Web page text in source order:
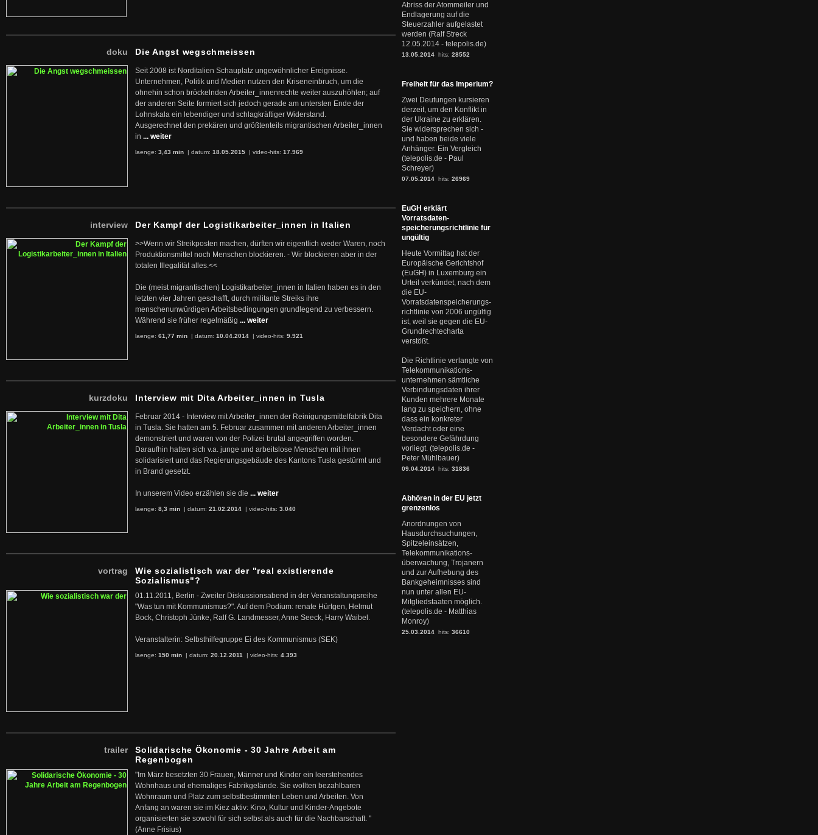
doku Die Angst wegschmeissen
Seit 2008 ist Norditalien Schauplatz ungewöhnlicher Ereignisse.
Unternehmen, Politik und Medien nutzen den Kriseneinbruch, um die
ohnehin schon bröckelnden Arbeiter_innenrechte weiter auszuhöhlen; auf
der anderen Seite formiert sich jedoch gerade am untersten Ende der
Lohnskala ein lebendiger und schlagkräftiger Widerstand.
Ausgerechnet den prekären und größtenteils migrantischen Arbeiter_innen
in ... weiter
laenge: 3,43 min | datum: 18.05.2015 | video-hits: 17.969
interview Der Kampf der Logistikarbeiter_innen in Italien
>>Wenn wir Streikposten machen, dürften wir eigentlich weder Waren, noch
Produktionsmittel noch Menschen blockieren. - Wir blockieren aber in der
totalen Illegalität alles.<<
Die (meist migrantischen) Logistikarbeiter_innen in Italien haben es in den
letzten vier Jahren geschafft, durch militante Streiks ihre
menschenunwürdigen Arbeitsbedingungen grundlegend zu verbessern.
Während sie früher regelmäßig ... weiter
laenge: 61,77 min | datum: 10.04.2014 | video-hits: 9.921
kurzdoku Interview mit Dita Arbeiter_innen in Tusla
Februar 2014 - Interview mit Arbeiter_innen der Reinigungsmittelfabrik Dita
in Tusla. Sie hatten am 5. Februar zusammen mit anderen Arbeiter_innen
demonstriert und waren von der Polizei brutal angegriffen worden.
Daraufhin hatten sich v.a. junge und arbeitslose Menschen mit ihnen
solidarisiert und das Regierungsgebäude des Kantons Tusla gestürmt und
in Brand gesetzt.
In unserem Video erzählen sie die ... weiter
laenge: 8,3 min | datum: 21.02.2014 | video-hits: 3.040
vortrag
Wie sozialistisch war der "real existierende
Sozialismus"?
01.11.2011, Berlin - Zweiter Diskussionsabend in der Veranstaltungsreihe
"Was tun mit Kommunismus?". Auf dem Podium: renate Hürtgen, Helmut
Bock, Christoph Jünke, Ralf G. Landmesser, Anne Seeck, Harry Waibel.
Veranstalterin: Selbsthilfegruppe Ei des Kommunismus (SEK)
laenge: 150 min | datum: 20.12.2011 | video-hits: 4.393
trailer
Solidarische Ökonomie - 30 Jahre Arbeit am
Regenbogen
"Im März besetzten 30 Frauen, Männer und Kinder ein leerstehendes
Wohnhaus und ehemaliges Fabrikgelände. Sie wollten bezahlbaren
Wohnraum und Platz zum selbstbestimmten Leben und Arbeiten. Von
Anfang an waren sie im Kiez aktiv: Kino, Kultur und Kinder-Angebote
organisierten sie sowohl für sich selbst als auch für die Nachbarschaft. "
(Anne Frisius)
Abriss der Atommeiler und
Endlagerung auf die
Steuerzahler aufgelastet
werden (Ralf Streck
12.05.2014 - telepolis.de)
13.05.2014 hits: 28552
Freiheit für das Imperium?
Zwei Deutungen kursieren
derzeit, um den Konflikt in
der Ukraine zu erklären.
Sie widersprechen sich -
und haben beide viele
Anhänger. Ein Vergleich
(telepolis.de - Paul
Schreyer)
07.05.2014 hits: 26969
EuGH erklärt
Vorratsdaten-
speicherungsrichtlinie für
ungültig
Heute Vormittag hat der
Europäische Gerichtshof
(EuGH) in Luxemburg ein
Urteil verkündet, nach dem
die EU-
Vorratsdatenspeicherungs-
richtlinie von 2006 ungültig
ist, weil sie gegen die EU-
Grundrechtecharta
verstößt.
Die Richtlinie verlangte von
Telekommunikations-
unternehmen sämtliche
Verbindungsdaten ihrer
Kunden mehrere Monate
lang zu speichern, ohne
dass ein konkreter
Verdacht oder eine
besondere Gefährdung
vorliegt. (telepolis.de -
Peter Mühlbauer)
09.04.2014 hits: 31836
Abhören in der EU jetzt
grenzenlos
Anordnungen von
Hausdurchsuchungen,
Spitzeleinsätzen,
Telekommunikations-
überwachung, Trojanern
und zur Aufhebung des
Bankgeheimnisses sind
nun unter allen EU-
Mitgliedstaaten möglich.
(telepolis.de - Matthias
Monroy)
25.03.2014 hits: 36610